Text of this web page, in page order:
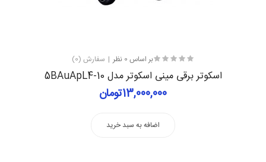
بر اساس 0 نظر سفارش (0)
اسکوتر برقی مینی اسکوتر مدل 10-5BAuApL4
13,000,000تومان
اضافه به سبد خرید